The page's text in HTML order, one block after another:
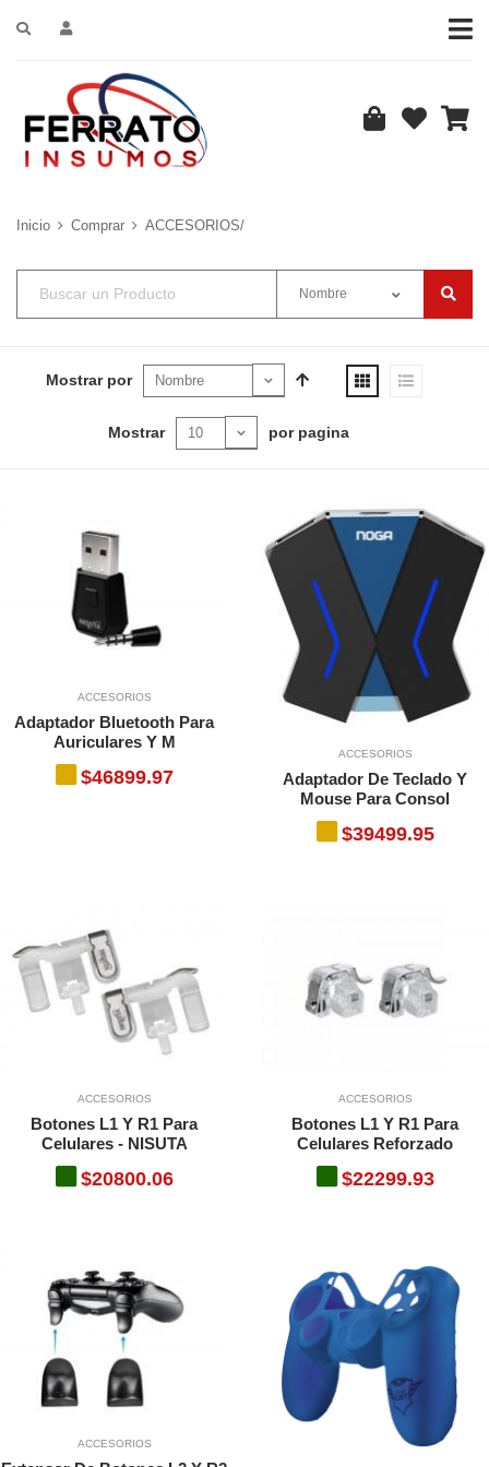
Inicio Comprar ACCESORIOS/
Nombre
Mostrar por
Mostrar por pagina
ACCESORIOS
Adaptador Bluetooth Para
Auriculares Y M
$46899.97
ACCESORIOS
Adaptador De Teclado Y
Mouse Para Consol
$39499.95
ACCESORIOS
Botones L1 Y R1 Para
Celulares - NISUTA
$20800.06
ACCESORIOS
Botones L1 Y R1 Para
Celulares Reforzado
$22299.93
ACCESORIOS